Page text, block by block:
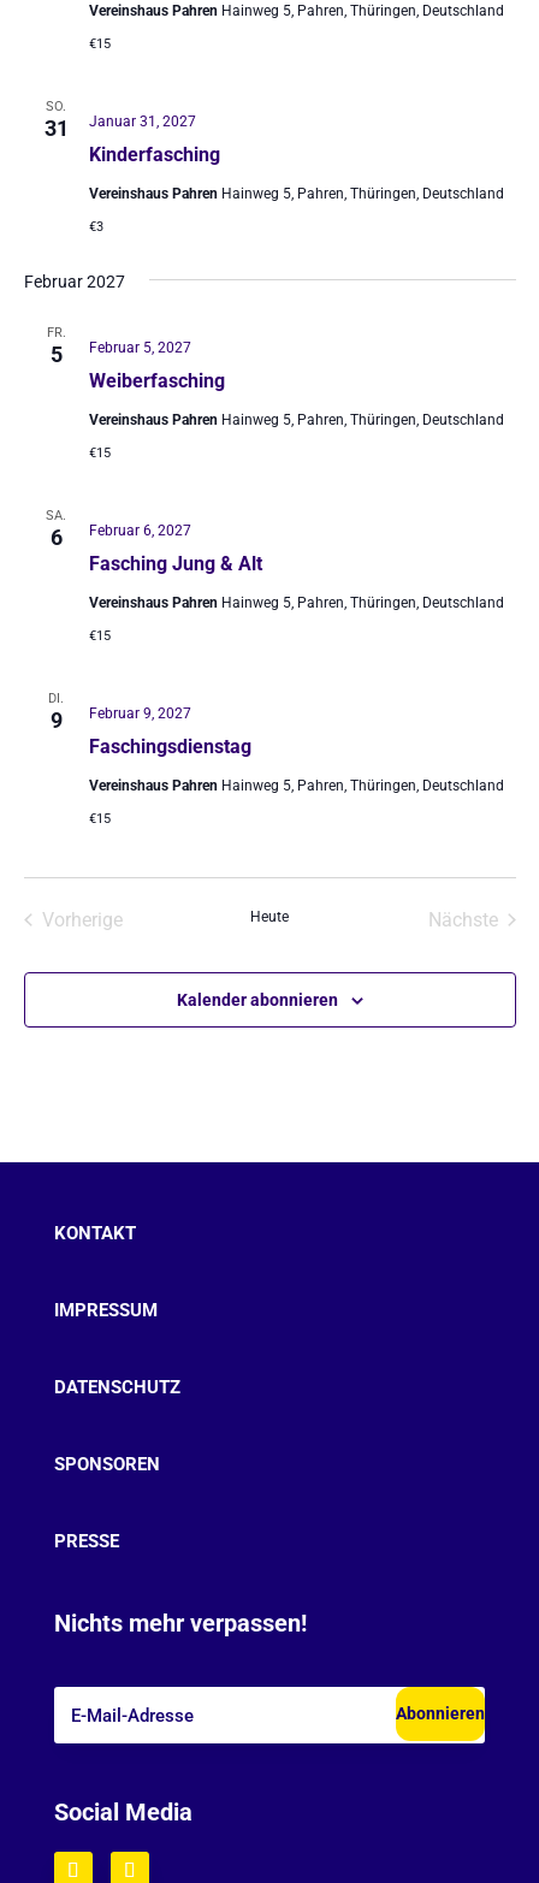
Vereinshaus Pahren Hainweg 5, Pahren, Thüringen, Deutschland
€15
SO.
31
Kinderfasching
Januar 31, 2027
Vereinshaus Pahren Hainweg 5, Pahren, Thüringen, Deutschland
€3
Februar 2027
FR.
5
Weiberfasching
Februar 5, 2027
Vereinshaus Pahren Hainweg 5, Pahren, Thüringen, Deutschland
€15
SA.
6
Fasching Jung & Alt
Februar 6, 2027
Vereinshaus Pahren Hainweg 5, Pahren, Thüringen, Deutschland
€15
DI.
9
Faschingsdienstag
Februar 9, 2027
Vereinshaus Pahren Hainweg 5, Pahren, Thüringen, Deutschland
€15
Vorherige
Heute
Nächste
Kalender abonnieren
KONTAKT
IMPRESSUM
DATENSCHUTZ
SPONSOREN
PRESSE
Nichts mehr verpassen!
Abonnieren
Social Media